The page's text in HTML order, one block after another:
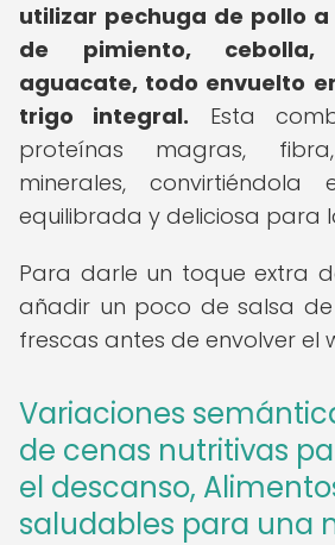
utilizar pechuga de pollo
de pimiento,
aguacate, todo envuelto
trigo integral. Esta
proteínas magras,
minerales,
equilibrada y deliciosa para
Para darle un toque extra
añadir un poco de salsa
frescas antes de envolver el
Variaciones
de cenas nutritivas
el descanso,
saludables para una